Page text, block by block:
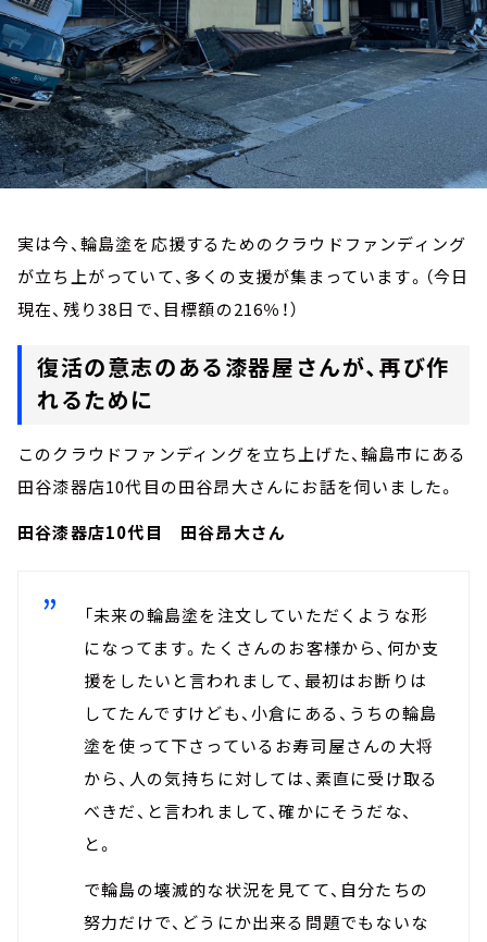
実は今、輪島塗を応援するためのクラウドファンディング
が立ち上がっていて、多くの支援が集まっています。（今日
現在、残り38日で、目標額の216％！）
復活の意志のある漆器屋さんが、再び作
れるために
このクラウドファンディングを立ち上げた、輪島市にある
田谷漆器店10代目の田谷昂大さんにお話を伺いました。
田谷漆器店10代目 田谷昂大さん
「未来の輪島塗を注文していただくような形
になってます。たくさんのお客様から、何か支
援をしたいと言われまして、最初はお断りは
してたんですけども、小倉にある、うちの輪島
塗を使って下さっているお寿司屋さんの大将
から、人の気持ちに対しては、素直に受け取る
べきだ、と言われまして、確かにそうだな、
と。
で輪島の壊滅的な状況を見てて、自分たちの
努力だけで、どうにか出来る問題でもないな